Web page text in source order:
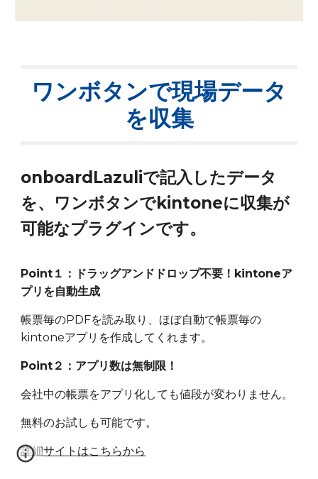
ワンボタンで現場データ
を収集
onboardLazuliで記入したデータ
を、ワンボタンでkintoneに収集が
可能なプラグインです。
Point１：ドラッグアンドドロップ不要！kintoneア
プリを自動生成
帳票毎のPDFを読み取り、ほぼ自動で帳票毎の
kintoneアプリを作成してくれます。
Point２：アプリ数は無制限！
会社中の帳票をアプリ化しても値段が変わりません。
無料のお試しも可能です。
詳細サイトはこちらから